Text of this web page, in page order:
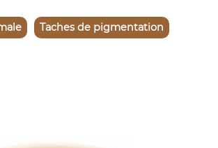
Taches de pigmentation